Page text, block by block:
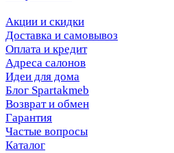
Акции и скидки
Доставка и самовывоз
Оплата и кредит
Адреса салонов
Идеи для дома
Блог Spartakmeb
Возврат и обмен
Гарантия
Частые вопросы
Каталог